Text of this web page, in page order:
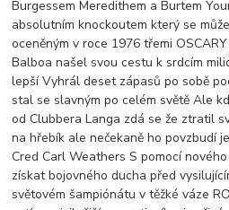
Burgessem Meredithem a Burtem
absolutním knockoutem který se
oceněným v roce 1976 třemi
Balboa našel svou cestu k srdcím
lepší Vyhrál deset zápasů po sobě
stal se slavným po celém světě Ale
od Clubbera Langa zdá se že ztratil
na hřebík ale nečekaně ho povzbudí
Cred Carl Weathers S pomocí
získat bojovného ducha před
světovém šampiónátu v těžké váze